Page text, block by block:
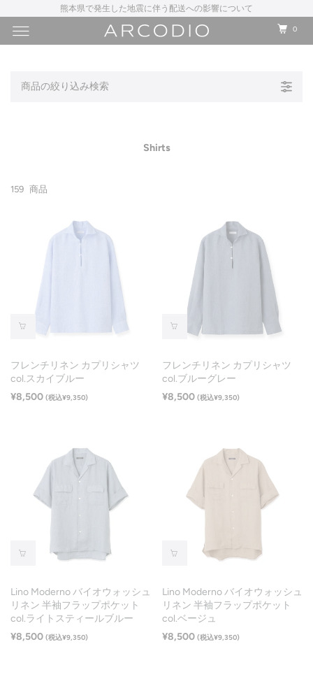
夏季休業について
商品の絞り込み検索
Shirts
159 商品
フレンチリネン カプリシャツ
col.スカイブルー
¥8,500 (税込¥9,350)
フレンチリネン カプリシャツ
col.ブルーグレー
¥8,500 (税込¥9,350)
Lino Moderno バイオウォッシュ
リネン 半袖フラップポケット
col.ライトスティールブルー
¥8,500 (税込¥9,350)
Lino Moderno バイオウォッシュ
リネン 半袖フラップポケット
col.ベージュ
¥8,500 (税込¥9,350)
0